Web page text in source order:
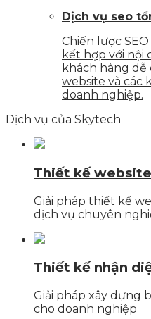
Dịch vụ seo
Chiến lược
kết hợp với nội
khách hàng
website và các
doanh nghiệp.
Dịch vụ của Skytech
Thiết kế
Giải pháp thiết kế
dịch vụ chuyên
Thiết kế nhận
Giải pháp xây dựng
cho doanh nghiệp